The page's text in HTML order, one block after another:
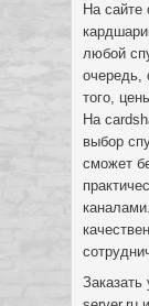
На сайте
любой
очередь,
того,
На
выбор
сможет